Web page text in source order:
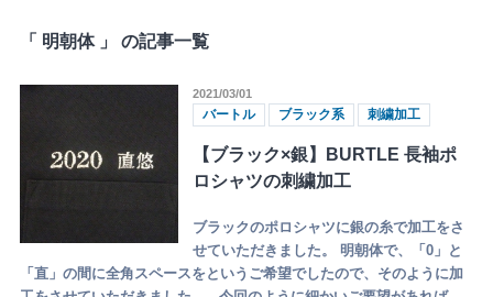
「 明朝体 」 の記事一覧
2021/03/01
バートル ブラック系 刺繍加工
【ブラック×銀】BURTLE 長袖ポ
ロシャツの刺繍加工
ブラックのポロシャツに銀の糸で加工をさ
せていただきました。 明朝体で、「0」と
「直」の間に全角スペースをというご希望でしたので、そのように加